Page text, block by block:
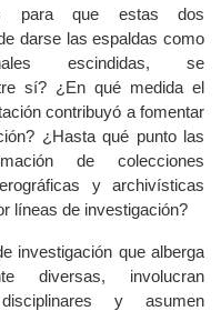
para que estas dos
darse las espaldas como
escindidas, se
sí? ¿En qué medida el
contribuyó a fomentar
¿Hasta qué punto las
de colecciones
y archivísticas
líneas de investigación?
investigación que alberga
diversas, involucran
yasumen